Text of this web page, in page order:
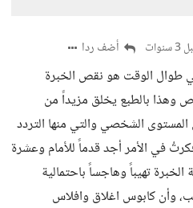
أضف ردا
طوال الوقت هو نقص الخبرة
وهذا بالطبع يخلق مزيداً من
الشخصي والتي منها التردد
في الأمر أجد قدماً للأمام وعشرة
تهيباً وهاجساً باحتمالية
وأن كابوس اغلاق وافلاس